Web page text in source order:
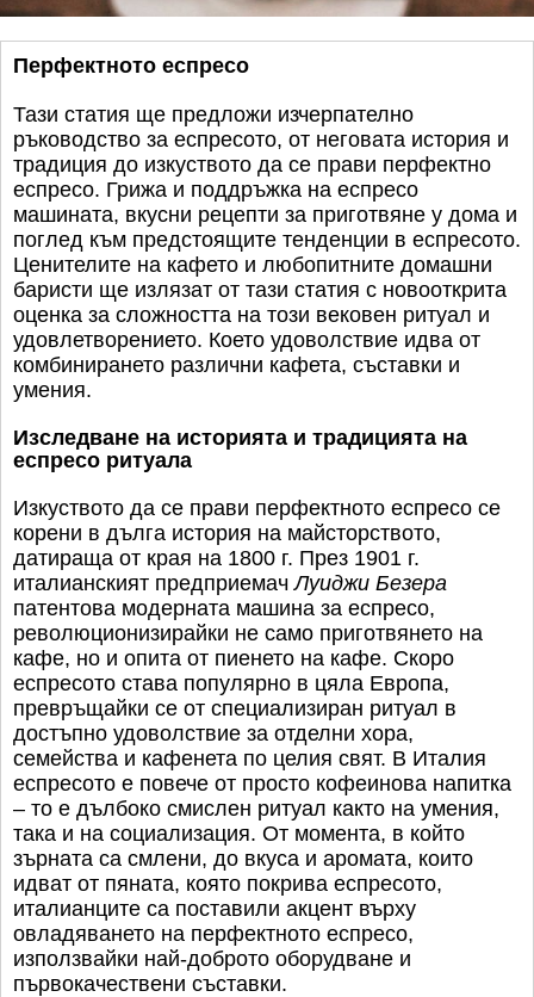
Перфектното еспресо
Тази статия ще предложи изчерпателно
ръководство за еспресото, от неговата история и
традиция до изкуството да се прави перфектно
еспресо. Грижа и поддръжка на еспресо
машината, вкусни рецепти за приготвяне у дома и
поглед към предстоящите тенденции в еспресото.
Ценителите на кафето и любопитните домашни
баристи ще излязат от тази статия с новооткрита
оценка за сложността на този вековен ритуал и
удовлетворението. Което удоволствие идва от
комбинирането различни кафета, съставки и
умения.
Изследване на историята и традицията на
еспресо ритуала
Изкуството да се прави перфектното еспресо се
корени в дълга история на майсторството,
датираща от края на 1800 г. През 1901 г.
италианският предприемачЛуиджи Безера
патентова модерната машина за еспресо,
революционизирайки не само приготвянето на
кафе, но и опита от пиенето на кафе. Скоро
еспресото става популярно в цяла Европа,
превръщайки се от специализиран ритуал в
достъпно удоволствие за отделни хора,
семейства и кафенета по целия свят. В Италия
еспресото е повече от просто кофеинова напитка
– то е дълбоко смислен ритуал както на умения,
така и на социализация. От момента, в който
зърната са смлени, до вкуса и аромата, които
идват от пяната, която покрива еспресото,
италианците са поставили акцент върху
овладяването на перфектното еспресо,
използвайки най-доброто оборудване и
първокачествени съставки.